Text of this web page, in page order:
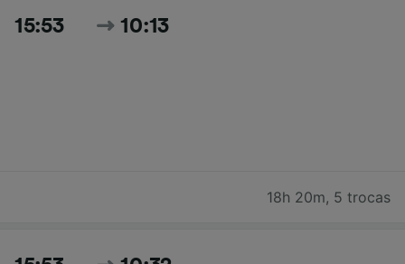
15:53 10:13
18h 20m, 5 trocas